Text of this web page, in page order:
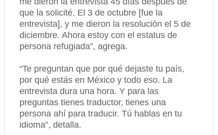
que la solicité. El 3 de octubre [fue la
entrevista], y me dieron la resolución el 5 de
diciembre. Ahora estoy con el estatus de
persona refugiada”, agrega.
“Te preguntan que por qué dejaste tu país,
por qué estás en México y todo eso. La
entrevista dura una hora. Y para las
preguntas tienes traductor, tienes una
persona ahí para traducir. Tú hablas en tu
idioma”, detalla.